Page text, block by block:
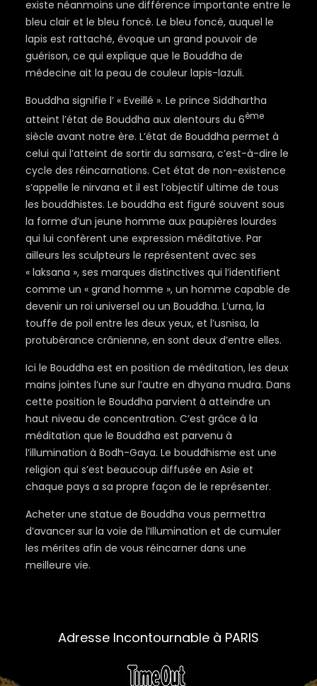
existe néanmoins une différence importante entre le
bleu clair et le bleu foncé. Le bleu foncé, auquel le
lapis est rattaché, évoque un grand pouvoir de
guérison, ce qui explique que le Bouddha de
médecine ait la peau de couleur lapis-lazuli.
Bouddha signifie l’ « Eveillé ». Le prince Siddhartha
atteint l’état de Bouddha aux alentours du 6ème
siècle avant notre ère. L’état de Bouddha permet à
celui qui l’atteint de sortir du samsara, c’est-à-dire le
cycle des réincarnations. Cet état de non-existence
s’appelle le nirvana et il est l’objectif ultime de tous
les bouddhistes. Le bouddha est figuré souvent sous
la forme d’un jeune homme aux paupières lourdes
qui lui confèrent une expression méditative. Par
ailleurs les sculpteurs le représentent avec ses
« laksana », ses marques distinctives qui l’identifient
comme un « grand homme », un homme capable de
devenir un roi universel ou un Bouddha. L’urna, la
touffe de poil entre les deux yeux, et l’usnisa, la
protubérance crânienne, en sont deux d’entre elles.
Ici le Bouddha est en position de méditation, les deux
mains jointes l’une sur l’autre en dhyana mudra. Dans
cette position le Bouddha parvient à atteindre un
haut niveau de concentration. C’est grâce à la
méditation que le Bouddha est parvenu à
l’illumination à Bodh-Gaya. Le bouddhisme est une
religion qui s’est beaucoup diffusée en Asie et
chaque pays a sa propre façon de le représenter.
Acheter une statue de Bouddha vous permettra
d’avancer sur la voie de l’Illumination et de cumuler
les mérites afin de vous réincarner dans une
meilleure vie.
Adresse Incontournable à PARIS